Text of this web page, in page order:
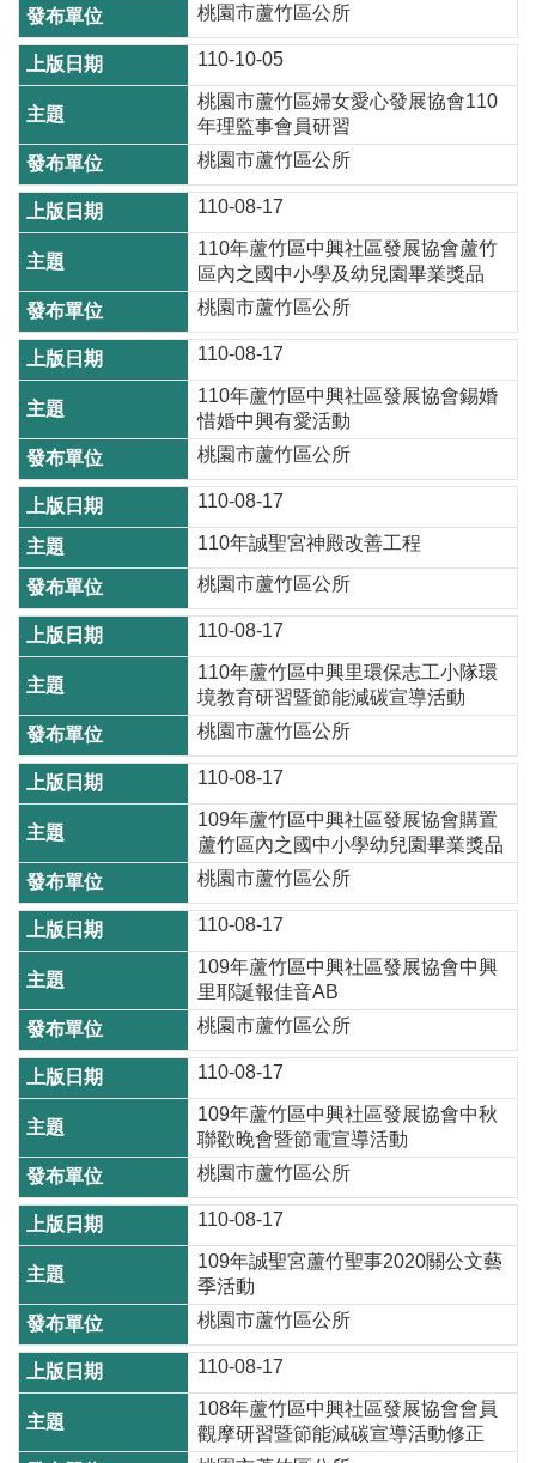
便
民
資
訊
機
關
通
訊
錄
相
關
資
料
回
首
頁
網
站
導
覽
市
政
信
箱
常
見
問
題
桃
市
政
府
E
n
g
l
h
隱
私
權
政
策
桃園市蘆竹區公所
110-10-05
桃園市蘆竹區婦女愛心發展協會110
年理監事會員研習
桃園市蘆竹區公所
110-08-17
110年蘆竹區中興社區發展協會蘆竹
區內之國中小學及幼兒園畢業獎品
桃園市蘆竹區公所
110-08-17
110年蘆竹區中興社區發展協會錫婚
惜婚中興有愛活動
桃園市蘆竹區公所
110-08-17
110年誠聖宮神殿改善工程
桃園市蘆竹區公所
110-08-17
110年蘆竹區中興里環保志工小隊環
境教育研習暨節能減碳宣導活動
桃園市蘆竹區公所
110-08-17
109年蘆竹區中興社區發展協會購置
蘆竹區內之國中小學幼兒園畢業獎品
桃園市蘆竹區公所
110-08-17
109年蘆竹區中興社區發展協會中興
里耶誕報佳音AB
桃園市蘆竹區公所
110-08-17
109年蘆竹區中興社區發展協會中秋
聯歡晚會暨節電宣導活動
桃園市蘆竹區公所
110-08-17
109年誠聖宮蘆竹聖事2020關公文藝
季活動
桃園市蘆竹區公所
110-08-17
108年蘆竹區中興社區發展協會會員
觀摩研習暨節能減碳宣導活動修正